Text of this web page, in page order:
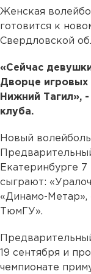
Женская
готовится к
Свердловской
«Сейчас
Дворце игровых
Нижний Тагил»,
клуба.
Новый
Екатеринбурге 7
сыграют:
«Динамо-Метар»,
ТюмГУ».
19 сентября и
чемпионате